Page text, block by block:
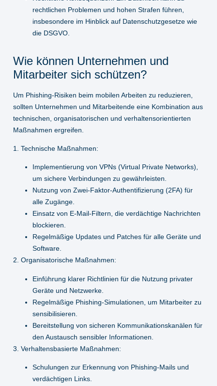
rechtlichen Problemen und hohen Strafen führen,
insbesondere im Hinblick auf Datenschutzgesetze wie
die DSGVO.
Wie können Unternehmen und
Mitarbeiter sich schützen?
Um Phishing-Risiken beim mobilen Arbeiten zu reduzieren,
sollten Unternehmen und Mitarbeitende eine Kombination aus
technischen, organisatorischen und verhaltensorientierten
Maßnahmen ergreifen.
1. Technische Maßnahmen:
Implementierung von VPNs(Virtual Private Networks),
um sichere Verbindungen zu gewährleisten.
Nutzung von Zwei-Faktor-Authentifizierung (2FA) für
alle Zugänge.
Einsatz von E-Mail-Filtern, die verdächtige Nachrichten
blockieren.
Regelmäßige Updates und Patches für alle Geräte und
Software.
2. Organisatorische Maßnahmen:
Einführung klarer Richtlinien für die Nutzung privater
Geräte und Netzwerke.
Regelmäßige Phishing-Simulationen , um Mitarbeiter zu
sensibilisieren.
Bereitstellung von sicheren Kommunikationskanälen für
den Austausch sensibler Informationen.
3. Verhaltensbasierte Maßnahmen:
Schulungen zur Erkennung von Phishing-Mails und
verdächtigen Links.